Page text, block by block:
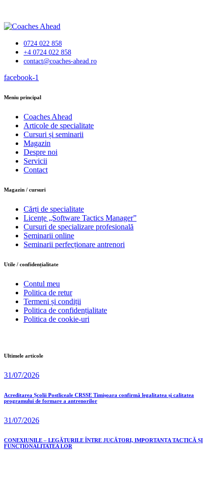
0724 022 858
+4 0724 022 858
contact@coaches-ahead.ro
facebook-1
Meniu principal
Coaches Ahead
Articole de specialitate
Cursuri și seminarii
Magazin
Despre noi
Servicii
Contact
Magazin / cursuri
Cărți de specialitate
Licențe „Software Tactics Manager”
Cursuri de specializare profesională
Seminarii online
Seminarii perfecționare antrenori
Utile / confidențialitate
Contul meu
Politica de retur
Termeni și condiții
Politica de confidențialitate
Politica de cookie-uri
Ultimele articole
31/07/2026
Acreditarea Școlii Postliceale CRSSE Timișoara confirmă legalitatea și calitatea
programului de formare a antrenorilor
31/07/2026
CONEXIUNILE – LEGĂTURILE ÎNTRE JUCĂTORI, IMPORTANȚA TACTICĂ ȘI
FUNCȚIONALITATEA LOR